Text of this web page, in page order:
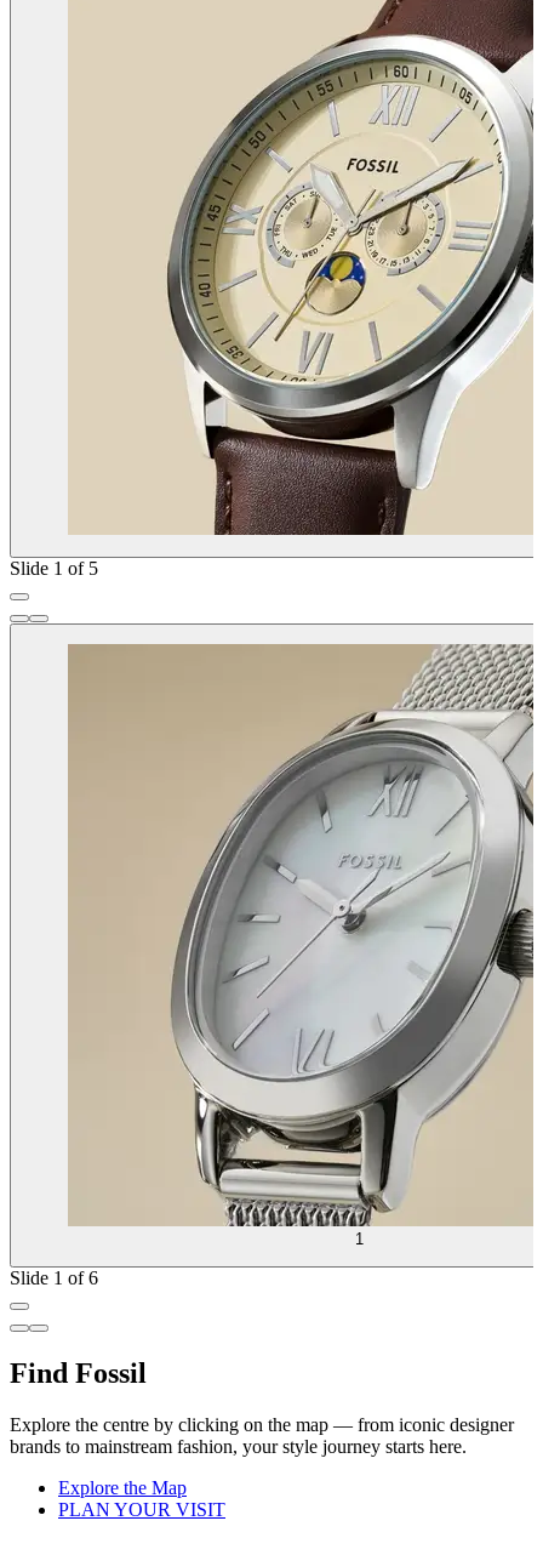
Slide 1 of 5
1
Slide 1 of 6
Find Fossil
Explore the centre by clicking on the map — from iconic designer
brands to mainstream fashion, your style journey starts here.
Explore the Map
PLAN YOUR VISIT